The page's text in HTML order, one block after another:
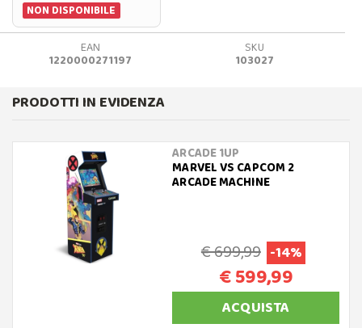
NON DISPONIBILE
EAN
1220000271197
SKU
103027
PRODOTTI IN EVIDENZA
ARCADE 1UP
MARVEL VS CAPCOM 2
ARCADE MACHINE
€ 699,99 -14%
€ 599,99
ACQUISTA